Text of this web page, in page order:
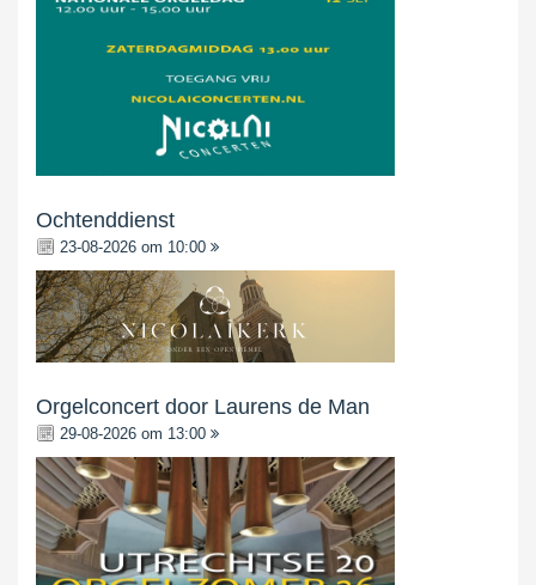
Ochtenddienst
23-08-2026 om 10:00
Orgelconcert door Laurens de Man
29-08-2026 om 13:00